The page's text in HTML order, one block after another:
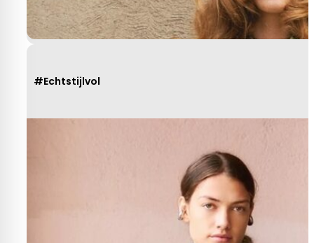
#Echtstijlvol